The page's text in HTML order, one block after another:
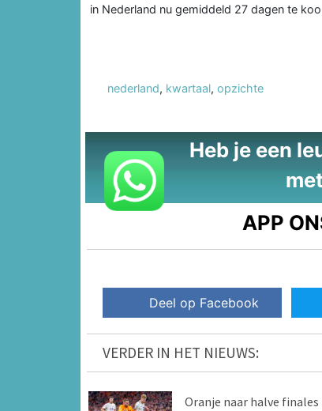
in Nederland nu gemiddeld 27 dagen te
nederland, kwartaal, opzichte
Heb je een
APP
Deel op Facebook
VERDER IN HET NIEUWS:
Oranje naar halve finales